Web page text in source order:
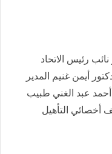
رئيس الاتحاد
أيمن غنيم المدير
أحمد عبد الغني طبيب
أخصائي التأهيل